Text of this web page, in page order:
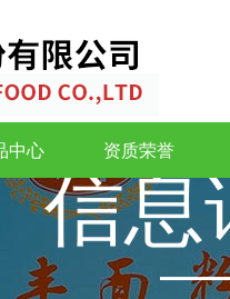
中心 资质荣誉
信息